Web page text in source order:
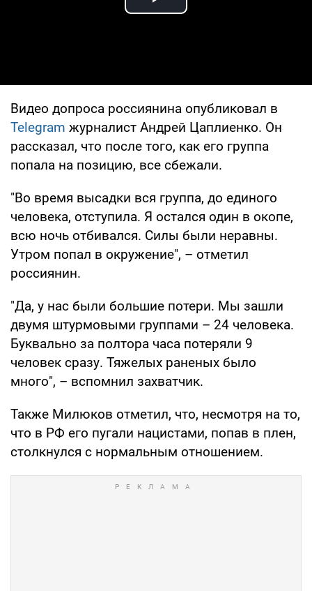
Play Video
Видео допроса россиянина опубликовал в
Telegram журналист Андрей Цаплиенко. Он
рассказал, что после того, как его группа
попала на позицию, все сбежали.
"Во время высадки вся группа, до единого
человека, отступила. Я остался один в окопе,
всю ночь отбивался. Силы были неравны.
Утром попал в окружение", – отметил
россиянин.
"Да, у нас были большие потери. Мы зашли
двумя штурмовыми группами – 24 человека.
Буквально за полтора часа потеряли 9
человек сразу. Тяжелых раненых было
много", – вспомнил захватчик.
Также Милюков отметил, что, несмотря на то,
что в РФ его пугали нацистами, попав в плен,
столкнулся с нормальным отношением.